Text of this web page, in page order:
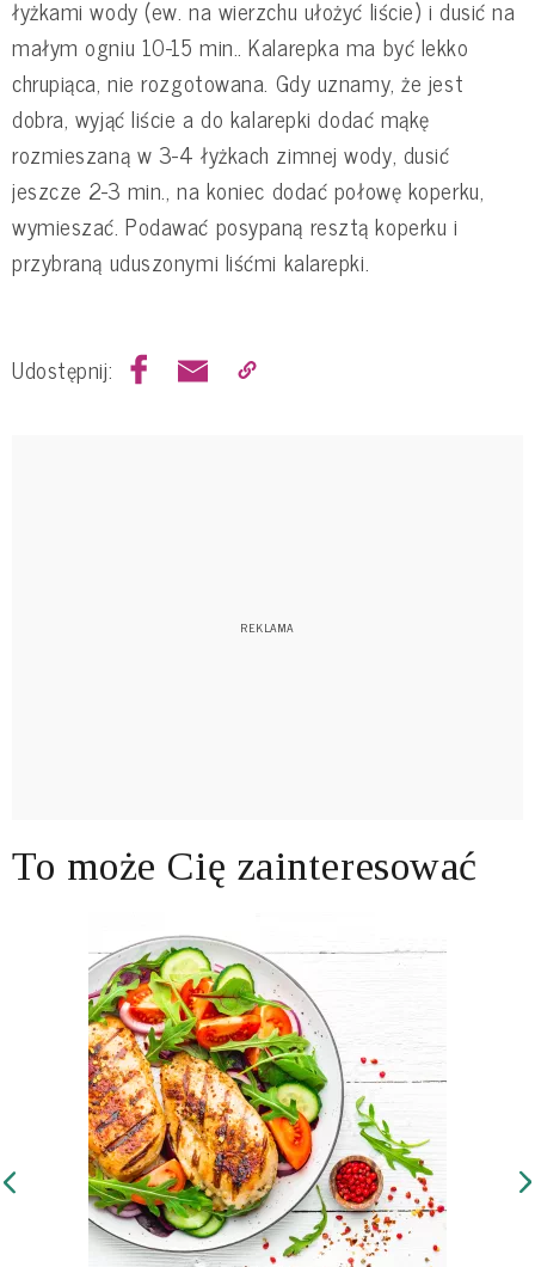
łyżkami wody (ew. na wierzchu ułożyć liście) i dusić na
małym ogniu 10-15 min.. Kalarepka ma być lekko
chrupiąca, nie rozgotowana. Gdy uznamy, że jest
dobra, wyjąć liście a do kalarepki dodać mąkę
rozmieszaną w 3-4 łyżkach zimnej wody, dusić
jeszcze 2-3 min., na koniec dodać połowę koperku,
wymieszać. Podawać posypaną resztą koperku i
przybraną uduszonymi liśćmi kalarepki.
Udostępnij:
To może Cię zainteresować